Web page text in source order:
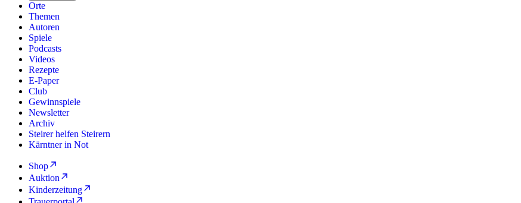
Orte
Themen
Autoren
Spiele
Podcasts
Videos
Rezepte
E-Paper
Club
Gewinnspiele
Newsletter
Archiv
Steirer helfen Steirern
Kärntner in Not
Shop
Auktion
Kinderzeitung